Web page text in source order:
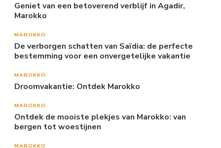
Geniet van een betoverend verblijf in Agadir,
Marokko
MAROKKO
De verborgen schatten van Saïdia: de perfecte
bestemming voor een onvergetelijke vakantie
MAROKKO
Droomvakantie: Ontdek Marokko
MAROKKO
Ontdek de mooiste plekjes van Marokko: van
bergen tot woestijnen
MAROKKO